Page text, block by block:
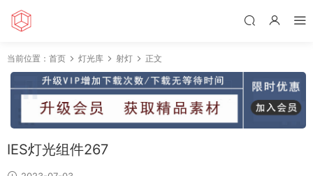
当前位置： 首页 灯光库 射灯 正文
IES灯光组件267